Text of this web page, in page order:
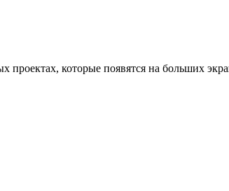
которые появятся на больших